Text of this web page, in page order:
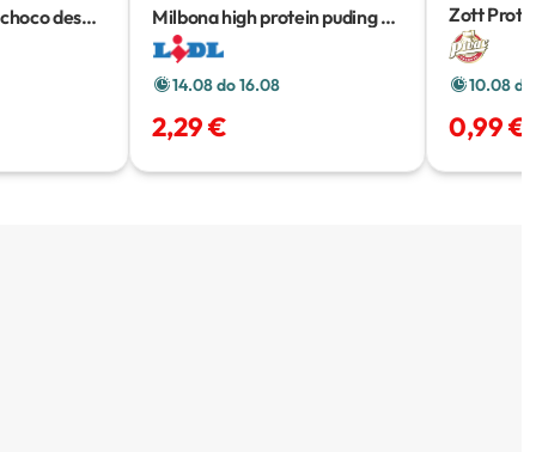
desert
Milbona high protein puding4
x 125 g
14.08 do 16.08
2,29 €
Zott
10.08
0,99 €